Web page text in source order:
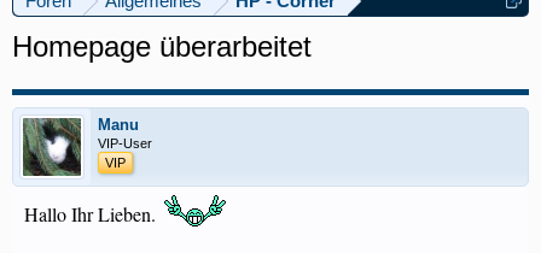
Homepage überarbeitet
Manu
VIP-User
VIP
Hallo Ihr Lieben.